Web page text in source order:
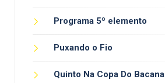
Programa 5º elemento
Puxando o Fio
Quinto Na Copa Do Bacana